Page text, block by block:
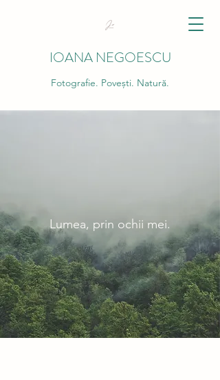
IOANA NEGOESCU
Fotografie. Povești. Natură.
Lumea, prin ochii mei.